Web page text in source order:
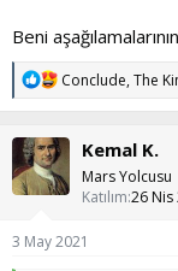
Beni
T
p
k
i
l
e
:
Conclude,The
Kemal K.
Mars Yolcusu
Katılım 26 Nis
3 May 2021